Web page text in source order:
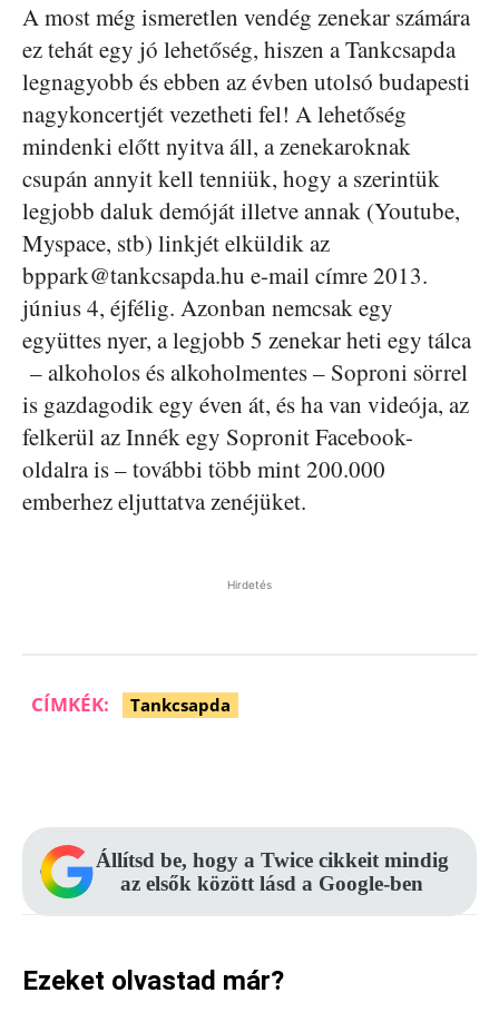
A most még ismeretlen vendég zenekar számára
ez tehát egy jó lehetőség, hiszen a Tankcsapda
legnagyobb és ebben az évben utolsó budapesti
nagykoncertjét vezetheti fel! A lehetőség
mindenki előtt nyitva áll, a zenekaroknak
csupán annyit kell tenniük, hogy a szerintük
legjobb daluk demóját illetve annak (Youtube,
Myspace, stb) linkjét elküldik az
bppark@tankcsapda.hu e-mail címre 2013.
június 4, éjfélig. Azonban nemcsak egy
együttes nyer, a legjobb 5 zenekar heti egy tálca
– alkoholos és alkoholmentes – Soproni sörrel
is gazdagodik egy éven át, és ha van videója, az
felkerül az Innék egy Sopronit Facebook-
oldalra is – további több mint 200.000
emberhez eljuttatva zenéjüket.
Hirdetés
CÍMKÉK: Tankcsapda
Állítsd be, hogy a Twice cikkeit mindig
az elsők között lásd a Google-ben
Ezeket olvastad már?